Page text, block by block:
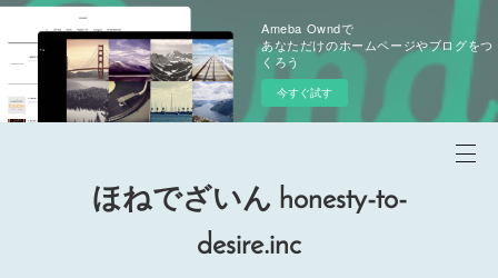
Ameba Owndで
あなただけのホームページやブログをつ
くろう
今すぐ試す
ほねでざいん honesty-to-
desire.inc